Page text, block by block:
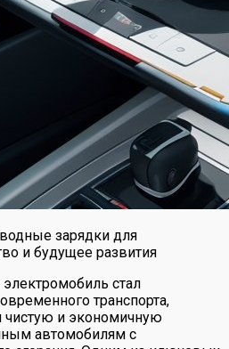
зарядки для
и будущее развития
стал
транспорта,
чистую и экономичную
автомобилям с